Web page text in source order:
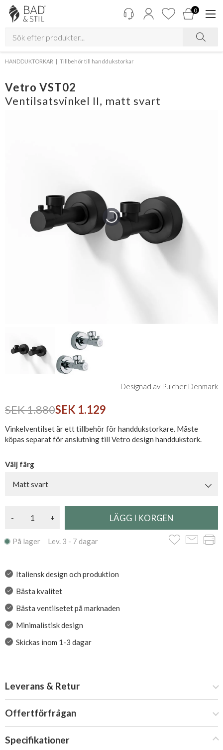
0
HANDDUKTORKAR Tillbehör till handdukstorkar
Vetro VST02
Ventilsatsvinkel II, matt svart
Designad av Pulcher Denmark
SEK 1.880SEK 1.129
Vinkelventilset är ett tillbehör för handdukstorkare. Måste
köpas separat för anslutning till Vetro design handdukstork.
Välj färg
Matt svart
- +
På lager Lev. 3 - 7 dagar
Italiensk design och produktion
Bästa kvalitet
Bästa ventilsetet på marknaden
Minimalistisk design
Skickas inom 1-3 dagar
Leverans & Retur
Offertförfrågan
Specifikationer